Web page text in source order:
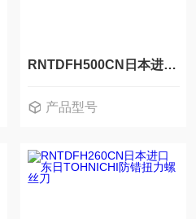
RNTDFH500CN日本进口东日TOHNICHI防错扭力螺丝刀
产品型号